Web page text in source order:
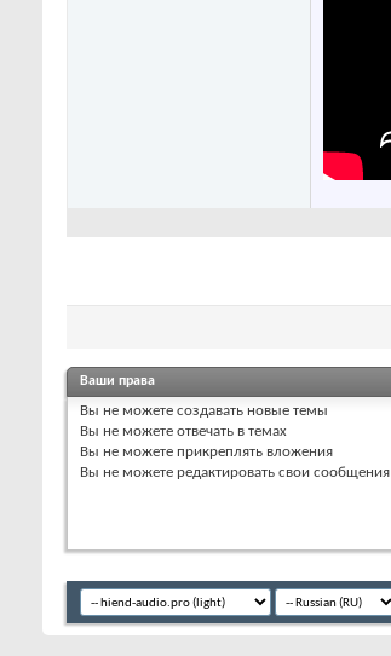
Ваши права
Вы не можете создавать новые темы
Вы не можете отвечать в темах
Вы не можете прикреплять вложения
Вы не можете редактировать свои сообщения